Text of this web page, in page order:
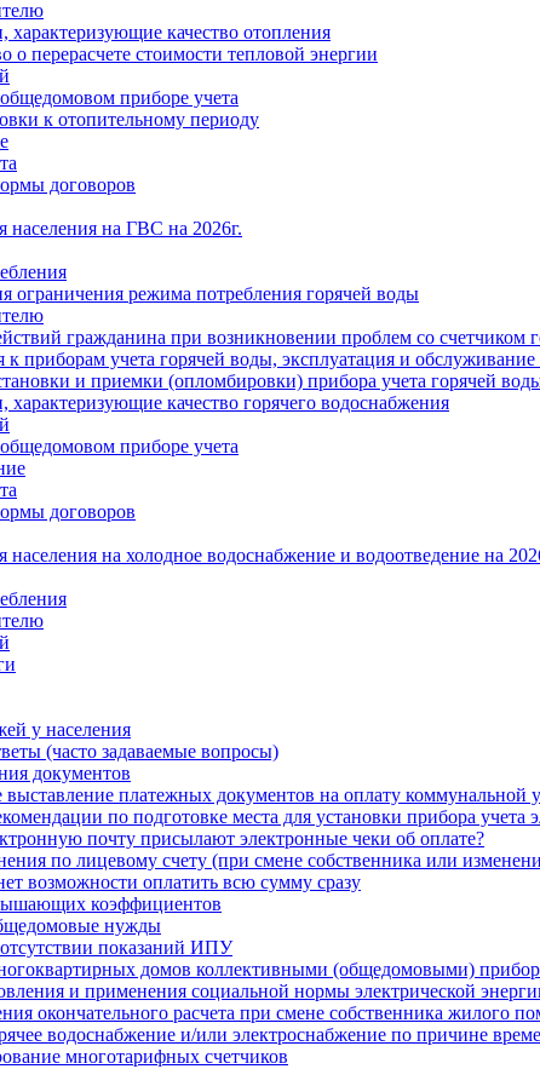
характеризующие качество отопления
о перерасчете стоимости тепловой энергии
приборе учета
к отопительному периоду
договоров
населения на ГВС на 2026г.
ограничения режима потребления горячей воды
гражданина при возникновении проблем со счетчиком
к приборам учета горячей воды, эксплуатация и
и приемки (опломбировки) прибора учета горячей
характеризующие качество горячего водоснабжения
приборе учета
договоров
на холодное водоснабжение и водоотведение на
у населения
(часто задаваемые вопросы)
документов
выставление платежных документов на оплату коммунальной
по подготовке места для установки прибора учета
почту присылают электронные чеки об оплате?
по лицевому счету (при смене собственника или
возможности оплатить всю сумму сразу
коэффициентов
нужды
показаний ИПУ
домов коллективными (общедомовыми)
и применения социальной нормы электрической
окончательного расчета при смене собственника жилого
водоснабжение и/или электроснабжение по причине
многотарифных счетчиков